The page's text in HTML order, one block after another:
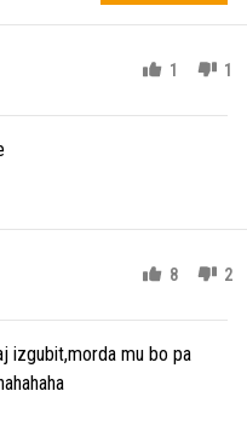
1 1
8 2
izgubit,morda mu bo pa